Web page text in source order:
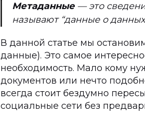
Метаданные— это
называют “данные о
В данной статье мы
данные). Это самое
необходимость. Мало кому
документов или нечто
всегда стоит бездумно
социальные сети без